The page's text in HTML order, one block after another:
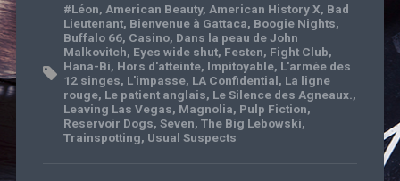
#Léon, American Beauty, American History X, Bad
Lieutenant, Bienvenue à Gattaca, Boogie Nights,
Buffalo 66, Casino, Dans la peau de John
Malkovitch, Eyes wide shut, Festen, Fight Club,
Hana-Bi, Hors d'atteinte, Impitoyable, L'armée des
12 singes, L'impasse, LA Confidential, La ligne
rouge, Le patient anglais, Le Silence des Agneaux. ,
Leaving Las Vegas, Magnolia, Pulp Fiction,
Reservoir Dogs, Seven, The Big Lebowski,
Trainspotting, Usual Suspects